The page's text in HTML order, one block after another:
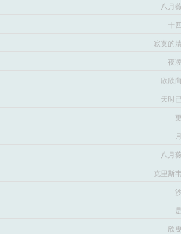
八月
十
寂寞的
夜
欣欣
天时
八月
克里斯
欣